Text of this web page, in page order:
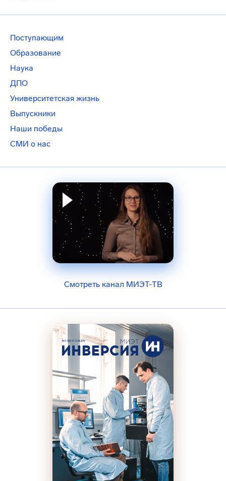
Поступающим
Образование
Наука
ДПО
Университетская жизнь
Выпускники
Наши победы
СМИ о нас
Смотреть канал МИЭТ-ТВ